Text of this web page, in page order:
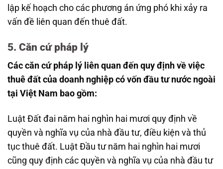
lập kế hoạch cho các phương án ứng phó khi xảy ra
vấn đề liên quan đến thuê đất.
5. Căn cứ pháp lý
Các căn cứ pháp lý liên quan đến quy định về việc
thuê đất của doanh nghiệp có vốn đầu tư nước ngoài
tại Việt Nam bao gồm:
Luật Đất đai năm hai nghìn hai mươi quy định về
quyền và nghĩa vụ của nhà đầu tư, điều kiện và thủ
tục thuê đất. Luật Đầu tư năm hai nghìn hai mươi
cũng quy định các quyền và nghĩa vụ của nhà đầu tư